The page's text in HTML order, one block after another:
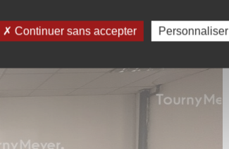
Continuer sans accepter Personnaliser